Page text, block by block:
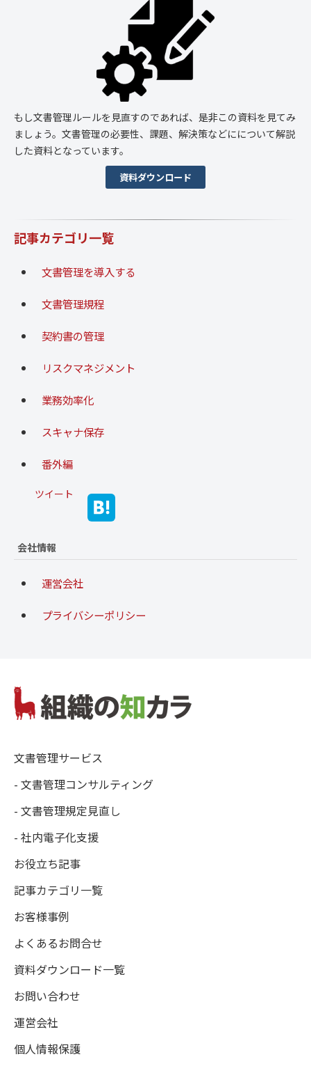
もし文書管理ルールを見直すのであれば、是非この資料を見てみ
ましょう。文書管理の必要性、課題、解決策などにについて解説
した資料となっています。
資料ダウンロード
記事カテゴリ一覧
文書管理を導入する
文書管理規程
契約書の管理
リスクマネジメント
業務効率化
スキャナ保存
番外編
ツイート
会社情報
運営会社
プライバシーポリシー
文書管理サービス
- 文書管理コンサルティング
- 文書管理規定見直し
- 社内電子化支援
お役立ち記事
記事カテゴリ一覧
お客様事例
よくあるお問合せ
資料ダウンロード一覧
お問い合わせ
運営会社
個人情報保護